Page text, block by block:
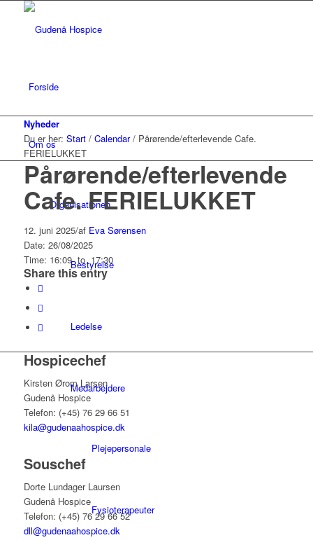
Forside
Om os
Organisationen
Bestyrelse
Ledelse
Medarbejdere
Plejepersonale
Fysioterapeuter
Nyheder
Du er her: Start / Calendar / Pårørende/efterlevende Cafe.
FERIELUKKET
Pårørende/efterlevende
Cafe. FERIELUKKET
12. juni 2025/af Eva Sørensen
Date: 26/08/2025
Time: 16:09 to 17:30
Share this entry
Hospicechef
Kirsten Ørom Larsen
Gudenå Hospice
Telefon: (+45) 76 29 66 51
kila@gudenaahospice.dk
Souschef
Dorte Lundager Laursen
Gudenå Hospice
Telefon: (+45) 76 29 66 52
dll@gudenaahospice.dk